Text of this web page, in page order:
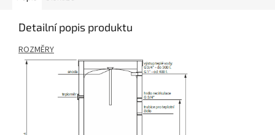
Detailní popis produktu
ROZMĚRY